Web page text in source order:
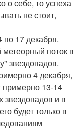
о себе, то успеха
не стоит,
по 17 декабря.
поток в
звездопадов.
4 декабря,
примерно 13-14
звездопадов и в
будет только в